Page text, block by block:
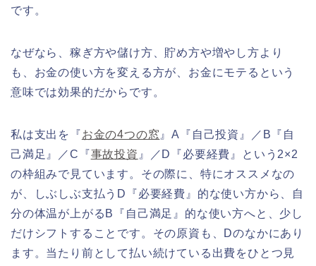
です。
なぜなら、稼ぎ方や儲け方、貯め方や増やし方より
も、お金の使い方を変える方が、お金にモテるという
意味では効果的だからです。
私は支出を『お金の4つの窓 』A『自己投資』／B『自
己満足』／C『事故投資 』／D『必要経費』という2×2
の枠組みで見ています。その際に、特にオススメなの
が、しぶしぶ支払うD『必要経費』的な使い方から、自
分の体温が上がるB『自己満足』的な使い方へと、少し
だけシフトすることです。その原資も、Dのなかにあり
ます。当たり前として払い続けている出費をひとつ見